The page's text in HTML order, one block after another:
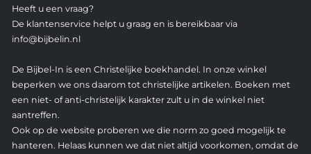
Heeft u een vraag?
De klantenservice helpt u graag en is bereikbaar via
info@bijbelin.nl
De Bijbel-In is een Christelijke boekhandel. In onze winkel
beperken we ons daarom tot christelijke artikelen. Boeken met
een niet- of anti-christelijk karakter zult u in de winkel niet
aantreffen.
Ook op de website proberen we die norm zo goed mogelijk te
hanteren. Helaas kunnen we dat niet altijd voorkomen, omdat de